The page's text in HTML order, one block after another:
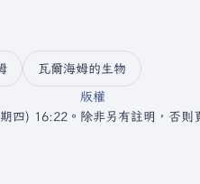
瓦爾海姆的生物
四) 16:22。
版權
除非另有註明，否則